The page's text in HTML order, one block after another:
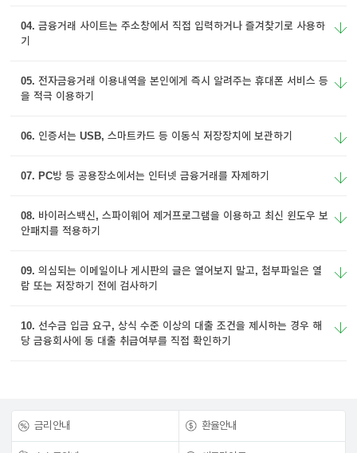
04. 금융거래 사이트는 주소창에서 직접 입력하거나 즐겨찾기로 사용하
기
05. 전자금융거래 이용내역을 본인에게 즉시 알려주는 휴대폰 서비스 등
을 적극 이용하기
06. 인증서는 USB, 스마트카드 등 이동식 저장장치에 보관하기
07. PC방 등 공용장소에서는 인터넷 금융거래를 자제하기
08. 바이러스백신, 스파이웨어 제거프로그램을 이용하고 최신 윈도우 보
안패치를 적용하기
09. 의심되는 이메일이나 게시판의 글은 열어보지 말고, 첨부파일은 열
람 또는 저장하기 전에 검사하기
10. 선수금 입금 요구, 상식 수준 이상의 대출 조건을 제시하는 경우 해
당 금융회사에 동 대출 취급여부를 직접 확인하기
금리안내 환율안내